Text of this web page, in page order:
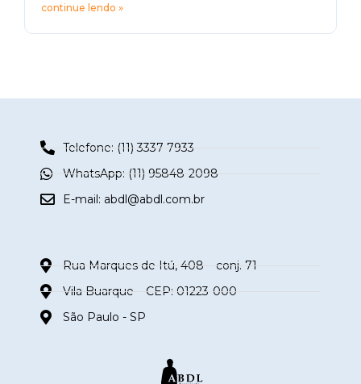
continue lendo »
Telefone: (11) 3337-7933
WhatsApp: (11) 95848-2098
E-mail: abdl@abdl.com.br
Rua Marques de Itú, 408 – conj. 71
Vila Buarque – CEP: 01223-000
São Paulo - SP